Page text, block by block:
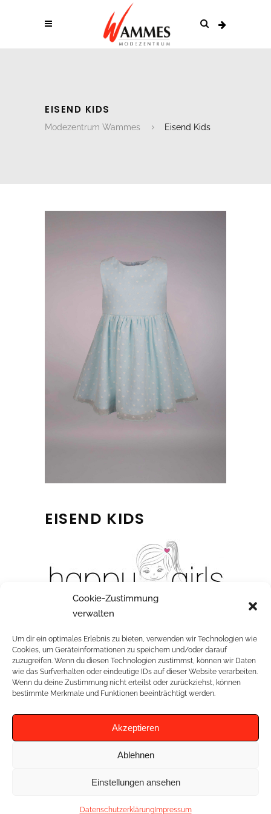
Cookie-Zustimmung
verwalten
Um dir ein optimales Erlebnis zu bieten, verwenden wir Technologien wie
Cookies, um Geräteinformationen zu speichern und/oder darauf
zuzugreifen. Wenn du diesen Technologien zustimmst, können wir Daten
wie das Surfverhalten oder eindeutige IDs auf dieser Website verarbeiten.
Wenn du deine Zustimmung nicht erteilst oder zurückziehst, können
bestimmte Merkmale und Funktionen beeinträchtigt werden.
Akzeptieren
Ablehnen
Einstellungen ansehen
DatenschutzerklärungImpressum
EISEND KIDS
Modezentrum Wammes Eisend Kids
EISEND KIDS
RELATED PROJECTS